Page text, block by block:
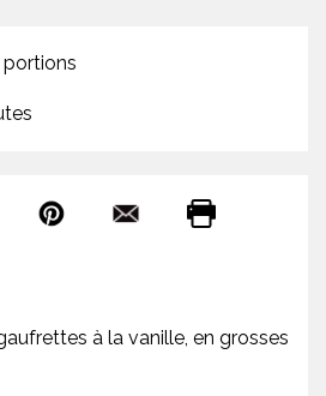
portions
à la vanille, en grosses